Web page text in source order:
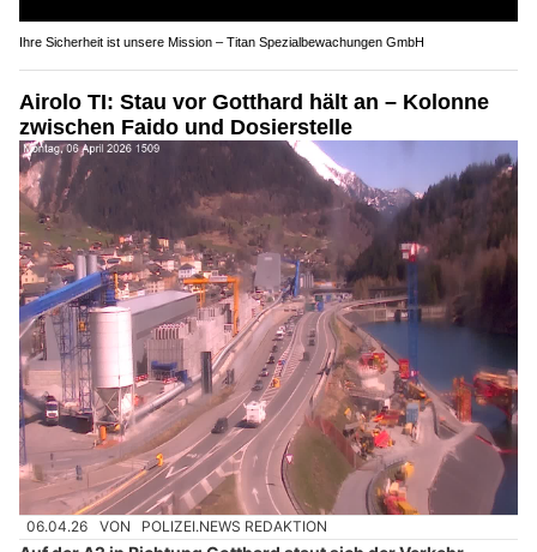
Ihre Sicherheit ist unsere Mission – Titan Spezialbewachungen GmbH
Airolo TI: Stau vor Gotthard hält an – Kolonne
zwischen Faido und Dosierstelle
06.04.26 VON POLIZEI.NEWS REDAKTION